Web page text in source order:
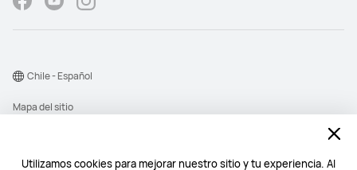
Utilizamos cookies para mejorar nuestro sitio y tu experiencia. Al
beneficios inesperados
Mapa del sitio
Declaración de privacidad
Chile - Español